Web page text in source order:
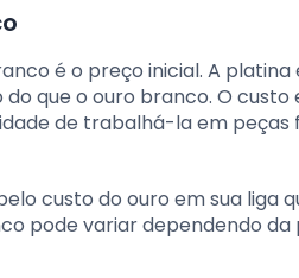
é o preço inicial. A platina
que o ouro branco. O custo
de trabalhá-la em peças
custo do ouro em sua liga
pode variar dependendo da